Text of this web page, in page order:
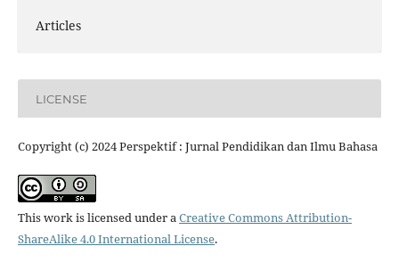
Articles
LICENSE
Copyright (c) 2024 Perspektif : Jurnal Pendidikan dan Ilmu Bahasa
This work is licensed under aCreative Commons Attribution-
ShareAlike 4.0 International License.